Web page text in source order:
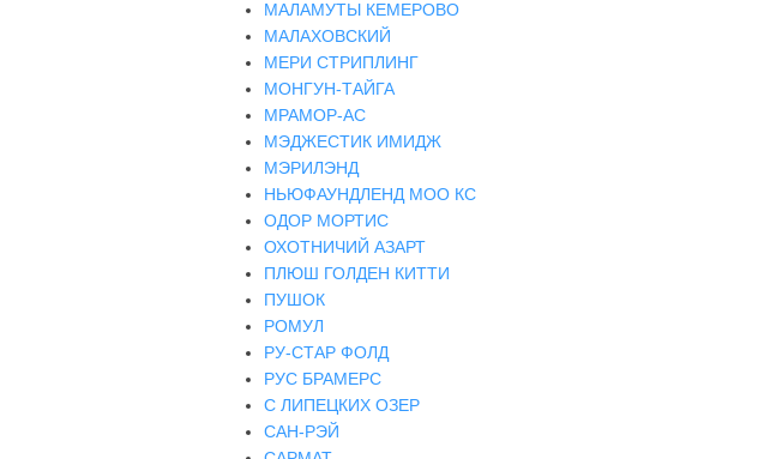
МАЛАМУТЫ КЕМЕРОВО
МАЛАХОВСКИЙ
МЕРИ СТРИПЛИНГ
МОНГУН-ТАЙГА
МРАМОР-АС
МЭДЖЕСТИК ИМИДЖ
МЭРИЛЭНД
НЬЮФАУНДЛЕНД МОО КС
ОДОР МОРТИС
ОХОТНИЧИЙ АЗАРТ
ПЛЮШ ГОЛДЕН КИТТИ
ПУШОК
РОМУЛ
РУ-СТАР ФОЛД
РУС БРАМЕРС
С ЛИПЕЦКИХ ОЗЕР
САН-РЭЙ